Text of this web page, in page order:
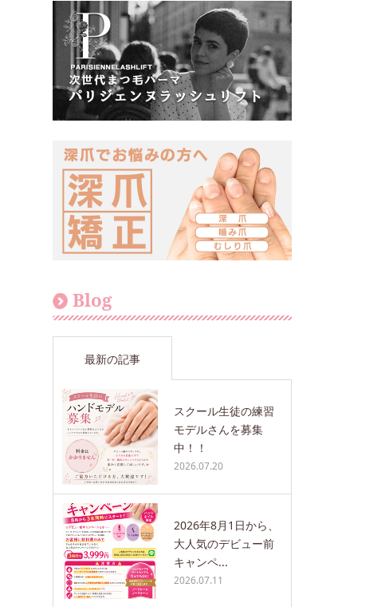
Blog
最新の記事
スクール生徒の練習
モデルさんを募集
中！！
2026.07.20
2026年8月1日から、
大人気のデビュー前
キャンペ...
2026.07.11